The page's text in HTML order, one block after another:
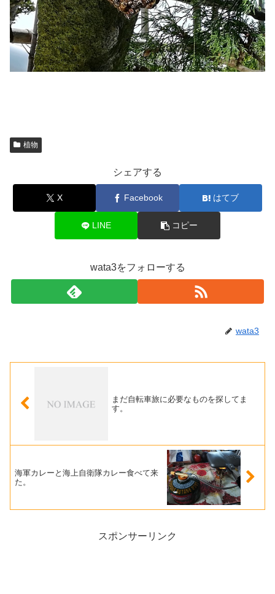
植物
シェアする
X Facebook はてブ
LINE コピー
wata3をフォローする
wata3
まだ自転車旅に必要なものを探してま
す。
海軍カレーと海上自衛隊カレー食べて来
た。
スポンサーリンク